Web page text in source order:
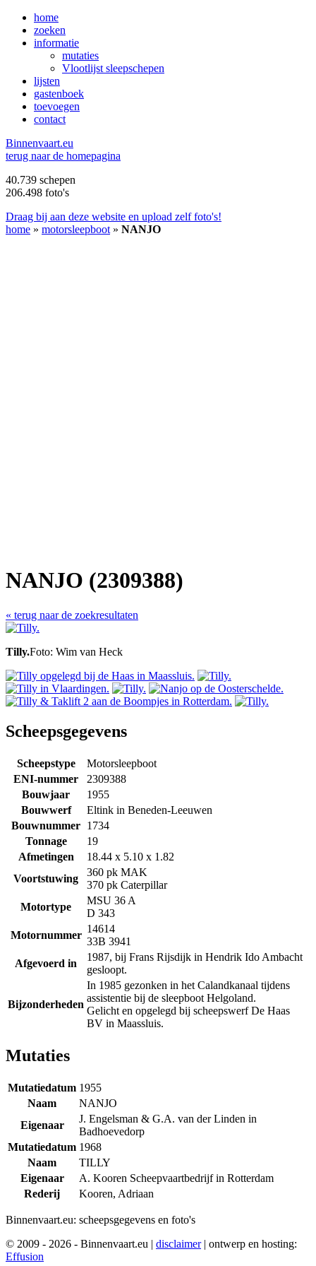
home
zoeken
informatie
mutaties
Vlootlijst sleepschepen
lijsten
gastenboek
toevoegen
contact
Binnenvaart.eu
terug naar de homepagina
40.739 schepen
206.498 foto's
Draag bij aan deze website en upload zelf foto's!
home » motorsleepboot » NANJO
NANJO (2309388)
« terug naar de zoekresultaten
Tilly.Foto: Wim van Heck
Scheepsgegevens
Scheepstype
Motorsleepboot
ENI-nummer
2309388
Bouwjaar
1955
Bouwwerf
Eltink in Beneden-Leeuwen
Bouwnummer 1734
Tonnage
19
Afmetingen
18.44 x 5.10 x 1.82
Voortstuwing
360 pk MAK
370 pk Caterpillar
Motortype
MSU 36 A
D 343
Motornummer
14614
33B 3941
Afgevoerd in
1987, bij Frans Rijsdijk in Hendrik Ido Ambacht
gesloopt.
Bijzonderheden
In 1985 gezonken in het Calandkanaal tijdens
assistentie bij de sleepboot Helgoland.
Gelicht en opgelegd bij scheepswerf De Haas
BV in Maassluis.
Mutaties
Mutatiedatum 1955
Naam
NANJO
Eigenaar
J. Engelsman & G.A. van der Linden in
Badhoevedorp
Mutatiedatum 1968
Naam
TILLY
Eigenaar
A. Kooren Scheepvaartbedrijf in Rotterdam
Rederij
Kooren, Adriaan
Binnenvaart.eu: scheepsgegevens en foto's
© 2009 - 2026 - Binnenvaart.eu | disclaimer | ontwerp en hosting:
Effusion